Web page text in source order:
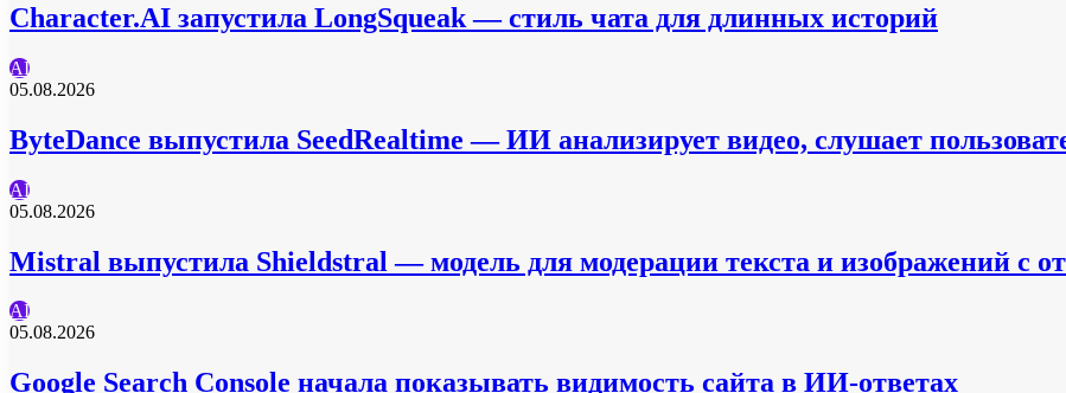
Character.AI запустила LongSqueak — стиль чата для длинных историй
AI
05.08.2026
ByteDance выпустила SeedRealtime — ИИ анализирует видео, слушает
AI
05.08.2026
Mistral выпустила Shieldstral — модель для модерации текста и изображений с
AI
05.08.2026
Google Search Console начала показывать видимость сайта в ИИ-ответах